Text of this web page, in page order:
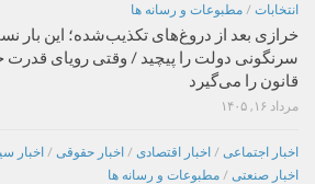
انتخابات / مطبوعات و رسانه ها
خرازی بعد از دروغ‌های تکذیب‌شده؛ این بار
سرنگونی دولت را پیچید / وقتی رویای قدرت
قانون را می‌گیرد
مرداد ۱۶, ۱۴۰۵
اخبار اجتماعی / اخبار اقتصادی / اخبار حقوقی / اخبار
اخبار صنعتی / مطبوعات و رسانه ها